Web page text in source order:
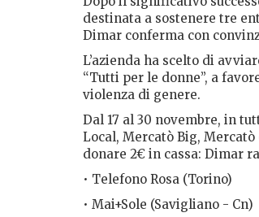
destinata a sostenere tre
Dimar conferma con
L’azienda ha scelto di
“Tutti per le donne”, a
violenza di genere.
Dal 17 al 30 novembre, in
Local, Mercatò Big,
donare 2€ in cassa: Dimar
• Telefono Rosa (Torino)
• Mai+Sole (Savigliano - Cn)